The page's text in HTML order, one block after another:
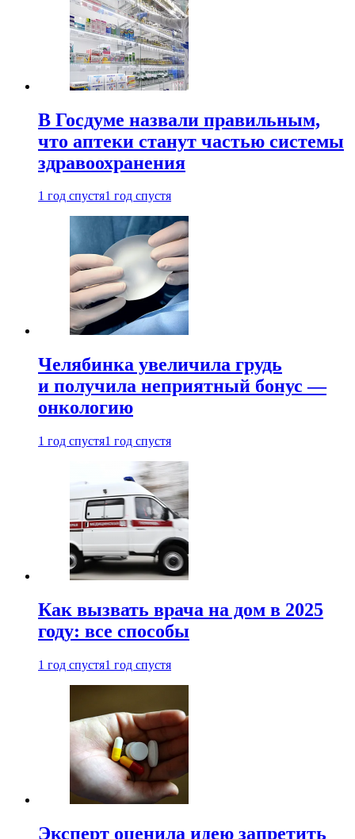
В Госдуме назвали правильным,
что аптеки станут частью системы
здравоохранения
1 год спустя1 год спустя
Челябинка увеличила грудь
и получила неприятный бонус —
онкологию
1 год спустя1 год спустя
Как вызвать врача на дом в 2025
году: все способы
1 год спустя1 год спустя
Эксперт оценила идею запретить